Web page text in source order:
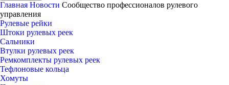
Главная Новости Сообщество профессионалов рулевого
управления
Рулевые рейки
Штоки рулевых реек
Сальники
Втулки рулевых реек
Ремкомплекты рулевых реек
Тефлоновые кольца
Хомуты